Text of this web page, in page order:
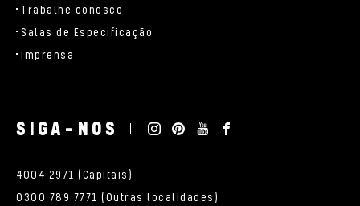
Trabalhe conosco
Salas de Especificação
Imprensa
SIGA-NOS
4004 2971 (Capitais)
0300 789 7771 (Outras localidades)